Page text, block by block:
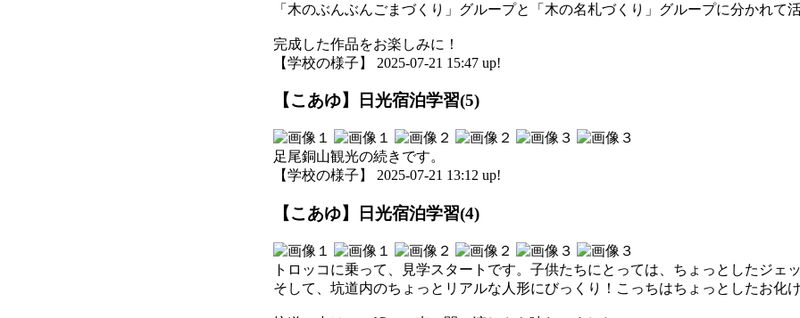
「木のぶんぶんごまづくり」グループと「木の名札づくり」グループに分かれて
完成した作品をお楽しみに！
【学校の様子】 2025-07-21 15:47 up!
【こあゆ】日光宿泊学習(5)
足尾銅山観光の続きです。
【学校の様子】 2025-07-21 13:12 up!
【こあゆ】日光宿泊学習(4)
トロッコに乗って、見学スタートです。子供たちにとっては、ちょっとしたジェ
そして、坑道内のちょっとリアルな人形にびっくり！こっちはちょっとしたお化